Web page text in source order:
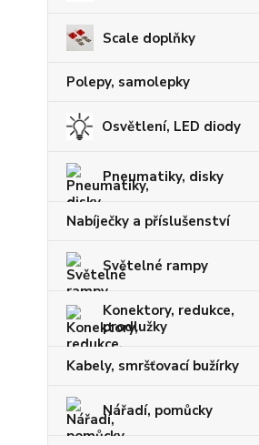
Scale doplňky
Polepy, samolepky
Osvětlení, LED diody
Pneumatiky, disky
Nabíječky a příslušenství
Světelné rampy
Konektory, redukce,
prodlužky
Kabely, smršťovací bužírky
Nářadí, pomůcky